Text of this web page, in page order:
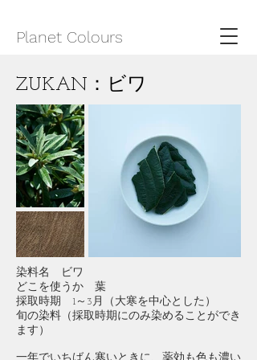
​Planet Colours
ZUKAN：ビワ
染料名 ビワ
どこを使うか 葉
採取時期 1～3月（大寒を中心とした）
旬の染料（採取時期にのみ染めることができ
ます）